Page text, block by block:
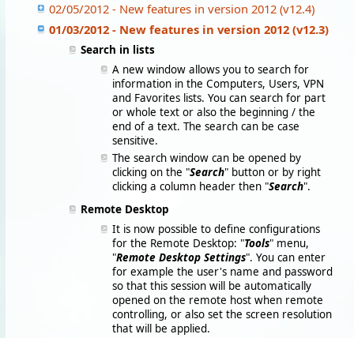
02/05/2012 - New features in version 2012 (v12.4)
01/03/2012 - New features in version 2012 (v12.3)
Search in lists
A new window allows you to search for
information in the Computers, Users, VPN
and Favorites lists. You can search for part
or whole text or also the beginning / the
end of a text. The search can be case
sensitive.
The search window can be opened by
clicking on the "Search" button or by right
clicking a column header then "Search".
Remote Desktop
It is now possible to define configurations
for the Remote Desktop: "Tools" menu,
"Remote Desktop Settings". You can enter
for example the user's name and password
so that this session will be automatically
opened on the remote host when remote
controlling, or also set the screen resolution
that will be applied.